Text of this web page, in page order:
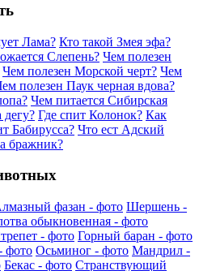
Лама? Кто такой Змея эфа?
Слепень? Чем полезен
Чем полезен Морской черт? Чем
полезен Паук черная вдова?
Чем питается Сибирская
дегу? Где спит Колонок? Как
Бабирусса? Что ест Адский
бражник?
фазан - фото Шершень -
обыкновенная - фото
- фото Горный баран - фото
фото Осьминог - фото Мандрил -
Бекас - фото Странствующий